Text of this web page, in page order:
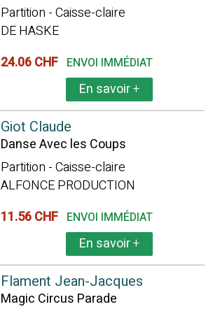
Partition - Caisse-claire
DE HASKE
24.06 CHF ENVOI IMMÉDIAT
En savoir+
Giot Claude
Danse Avec les Coups
Partition - Caisse-claire
ALFONCE PRODUCTION
11.56 CHF ENVOI IMMÉDIAT
En savoir+
Flament Jean-Jacques
Magic Circus Parade